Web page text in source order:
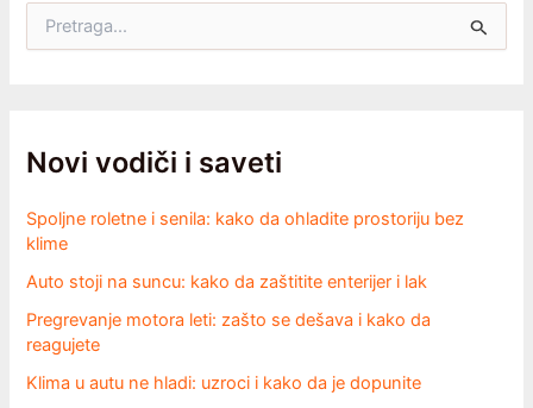
g
a
a
:
Novi vodiči i saveti
Spoljne roletne i senila: kako da ohladite prostoriju bez
klime
Auto stoji na suncu: kako da zaštitite enterijer i lak
Pregrevanje motora leti: zašto se dešava i kako da
reagujete
Klima u autu ne hladi: uzroci i kako da je dopunite